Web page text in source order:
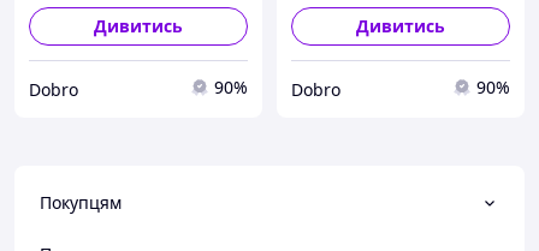
Дивитись
Dobro 90%
Дивитись
Dobro 90%
Покупцям